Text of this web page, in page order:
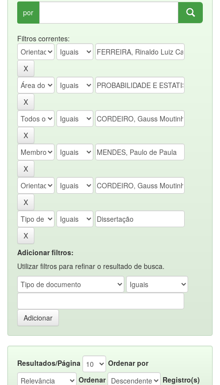
por
Filtros correntes:
Adicionar filtros:
Utilizar filtros para refinar o resultado de busca.
Resultados/Página
Ordenar por
Ordenar
Registro(s)